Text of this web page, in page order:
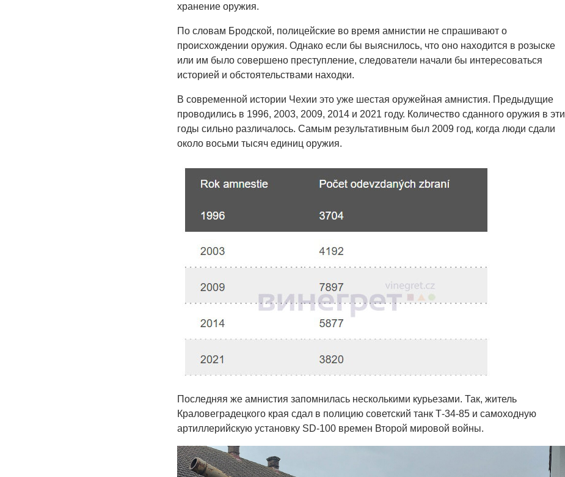
хранение оружия.
По словам Бродской, полицейские во время амнистии не спрашивают о
происхождении оружия. Однако если бы выяснилось, что оно находится в розыске
или им было совершено преступление, следователи начали бы интересоваться
историей и обстоятельствами находки.
В современной истории Чехии это уже шестая оружейная амнистия. Предыдущие
проводились в 1996, 2003, 2009, 2014 и 2021 году. Количество сданного оружия в эти
годы сильно различалось. Самым результативным был 2009 год, когда люди сдали
около восьми тысяч единиц оружия.
Последняя же амнистия запомнилась несколькими курьезами. Так, житель
Краловеградецкого края сдал в полицию советский танк Т-34-85 и самоходную
артиллерийскую установку SD-100 времен Второй мировой войны.